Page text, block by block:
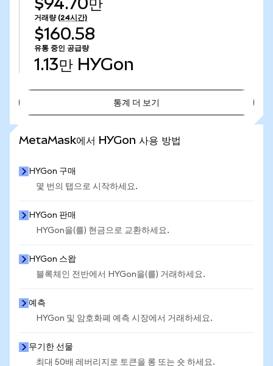
거래량 (24시간)
$160.58
유통 중인 공급량
1.13만 HYGon
통계 더 보기
MetaMask에서 HYGon 사용 방법
HYGon 구매
몇 번의 탭으로 시작하세요.
HYGon 판매
HYGon을(를) 현금으로 교환하세요.
HYGon 스왑
블록체인 전반에서 HYGon을(를) 거래하세요.
예측
HYGon 및 암호화폐 예측 시장에서 거래하세요.
무기한 선물
최대 50배 레버리지로 토큰을 롱 또는 숏 하세요.